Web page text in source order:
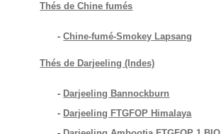
Thés de Chine fumés
-Chine-fumé-Smokey Lapsang
Thés de Darjeeling (Indes)
- Darjeeling Bannockburn
- Darjeeling FTGFOP Himalaya